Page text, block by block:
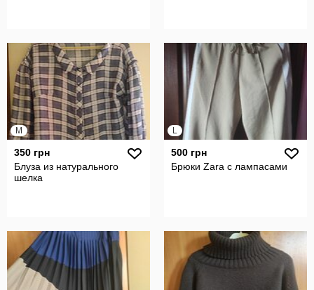
M
350 грн
Блуза из натурального
шелка
L
500 грн
Брюки Zara с лампасами